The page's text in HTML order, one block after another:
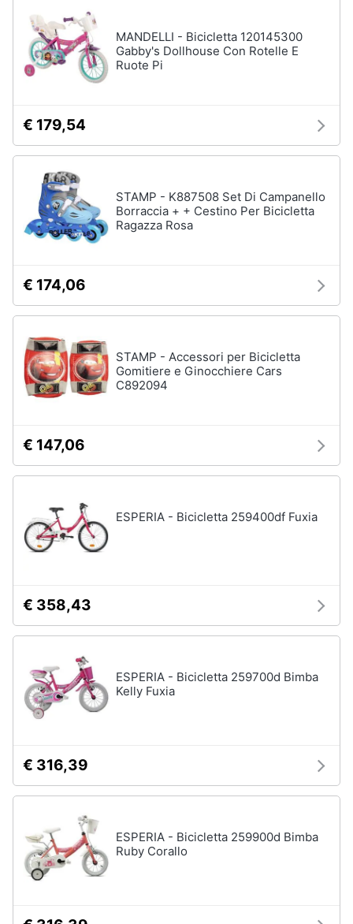
MANDELLI - Bicicletta 120145300
Gabby's Dollhouse Con Rotelle E
Ruote Pi
€ 179,54
STAMP - K887508 Set Di Campanello
Borraccia + + Cestino Per Bicicletta
Ragazza Rosa
€ 174,06
STAMP - Accessori per Bicicletta
Gomitiere e Ginocchiere Cars
C892094
€ 147,06
ESPERIA - Bicicletta 259400df Fuxia
€ 358,43
ESPERIA - Bicicletta 259700d Bimba
Kelly Fuxia
€ 316,39
ESPERIA - Bicicletta 259900d Bimba
Ruby Corallo